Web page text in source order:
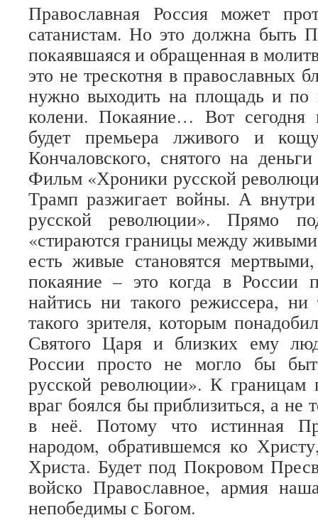
Православная Россия может
сатанистам. Но это должна быть
покаявшаяся и обращенная в
это не трескотня в православных
нужно выходить на площадь и по
колени. Покаяние… Вот сегодня
будет премьера лживого и
Кончаловского, снятого на
Фильм «Хроники русской
Трамп разжигает войны. А
русской революции». Прямо
«стираются границы между
есть живые становятся
покаяние – это когда в России
найтись ни такого режиссера, ни
такого зрителя, которым
Святого Царя и близких ему
России просто не могло бы
русской революции». К границам
враг боялся бы приблизиться, а не
в неё. Потому что истинная
народом, обратившемся ко
Христа. Будет под Покровом
войско Православное, армия
непобедимы с Богом.